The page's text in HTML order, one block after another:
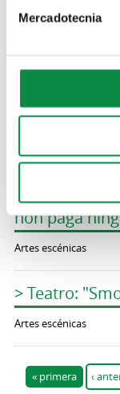
Mercadotecnia
> Teatro: "As
Artes escénicas
> Grupo
non paga
Artes escénicas
> Teatro:
Artes escénicas
« primera ‹